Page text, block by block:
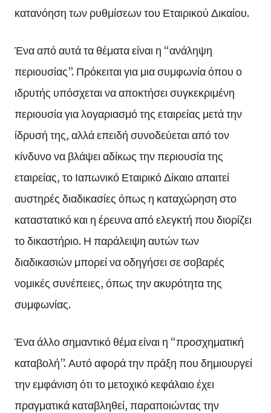
κατανόηση των ρυθμίσεων του Εταιρικού Δικαίου.
Ένα από αυτά τα θέματα είναι η “ανάληψη
περιουσίας”. Πρόκειται για μια συμφωνία όπου ο
ιδρυτής υπόσχεται να αποκτήσει συγκεκριμένη
περιουσία για λογαριασμό της εταιρείας μετά την
ίδρυσή της, αλλά επειδή συνοδεύεται από τον
κίνδυνο να βλάψει αδίκως την περιουσία της
εταιρείας, το Ιαπωνικό Εταιρικό Δίκαιο απαιτεί
αυστηρές διαδικασίες όπως η καταχώρηση στο
καταστατικό και η έρευνα από ελεγκτή που διορίζει
το δικαστήριο. Η παράλειψη αυτών των
διαδικασιών μπορεί να οδηγήσει σε σοβαρές
νομικές συνέπειες, όπως την ακυρότητα της
συμφωνίας.
Ένα άλλο σημαντικό θέμα είναι η “προσχηματική
καταβολή”. Αυτό αφορά την πράξη που δημιουργεί
την εμφάνιση ότι το μετοχικό κεφάλαιο έχει
πραγματικά καταβληθεί, παραποιώντας την